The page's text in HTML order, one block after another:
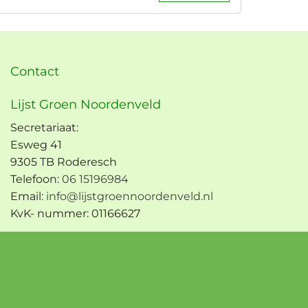
Contact
Lijst Groen Noordenveld
Secretariaat:
Esweg 41
9305 TB Roderesch
Telefoon: 06 15196984
Email: info@lijstgroennoordenveld.nl
KvK- nummer: 01166627